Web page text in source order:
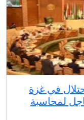
في غزة
لمحاسبة